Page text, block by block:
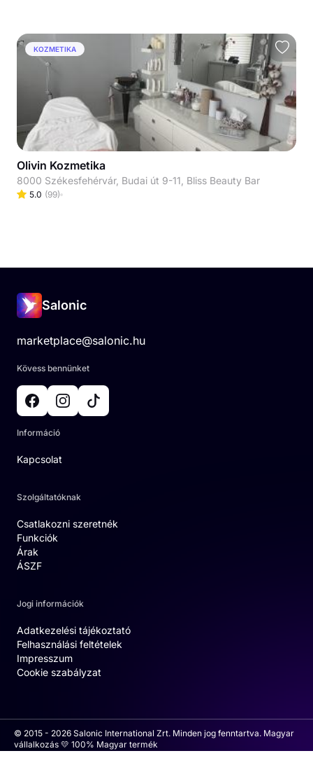
KOZMETIKA
Olivin Kozmetika
8000 Székesfehérvár, Budai út 9-11, Bliss Beauty Bar
5.0 (99)
Salonic
marketplace@salonic.hu
Kövess bennünket
Információ
Kapcsolat
Szolgáltatóknak
Csatlakozni szeretnék
Funkciók
Árak
ÁSZF
Jogi információk
Adatkezelési tájékoztató
Felhasználási feltételek
Impresszum
Cookie szabályzat
© 2015 - 2026 Salonic International Zrt. Minden jog fenntartva. Magyar
vállalkozás 💛 100% Magyar termék